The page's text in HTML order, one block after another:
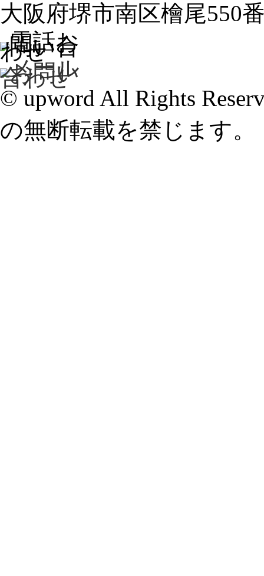
大阪府堺市南区檜尾550
© upword All Rights
の無断転載を禁じます。